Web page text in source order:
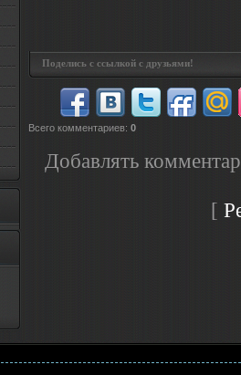
Поделись с ссылкой с друзьями!
Всего комментариев: 0
Добавлять
[